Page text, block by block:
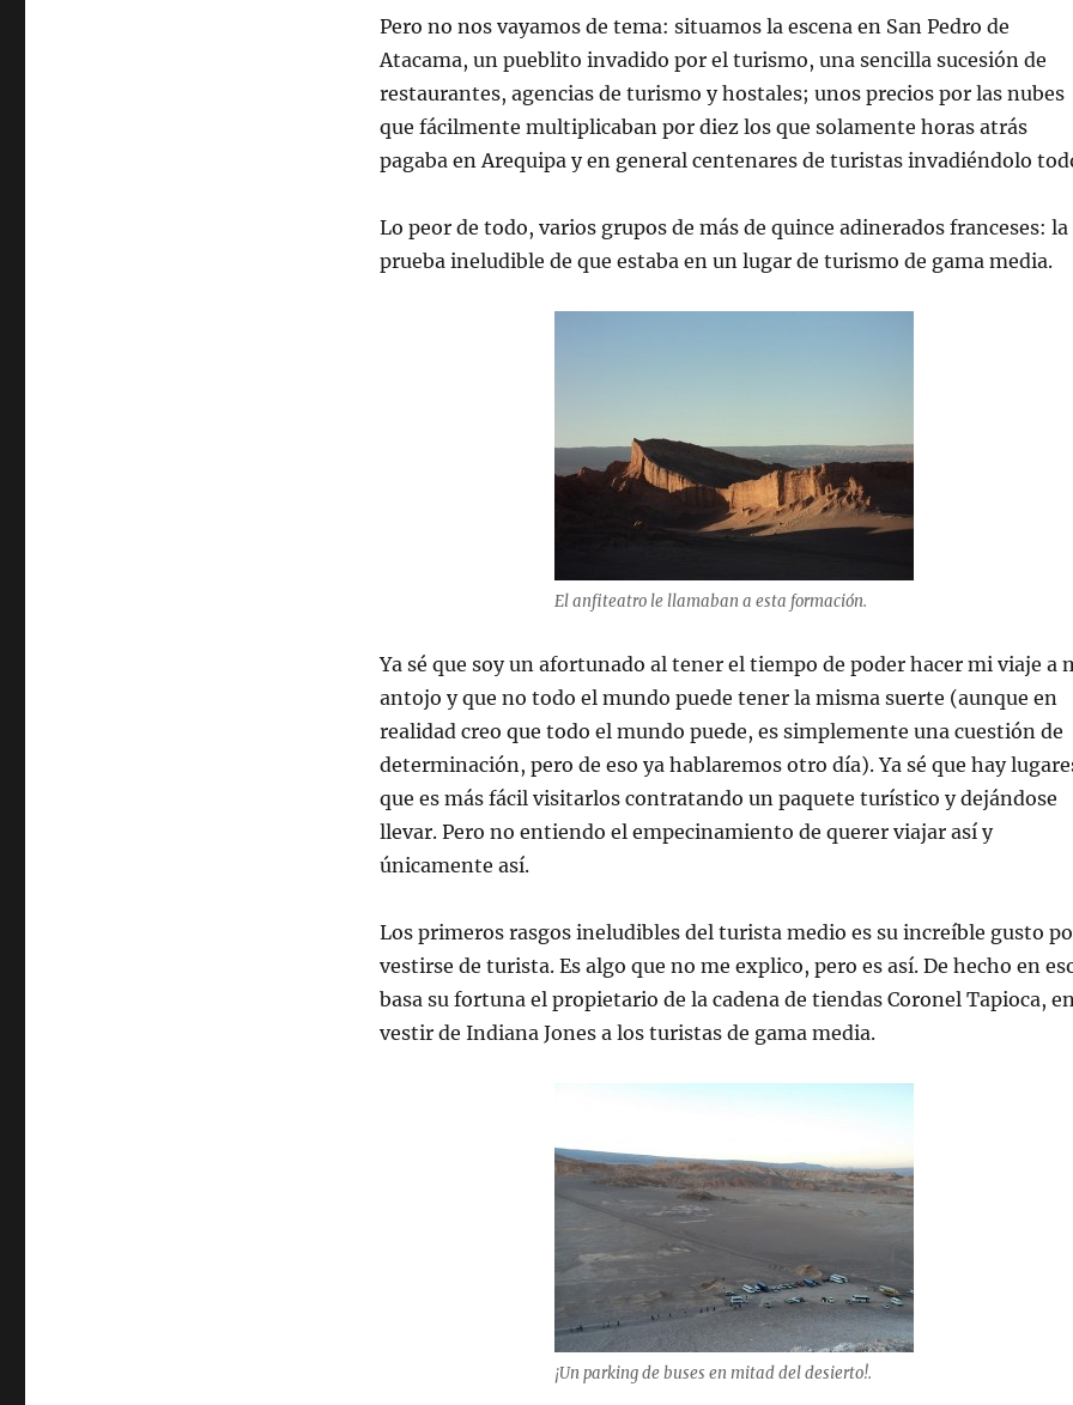
Pero no nos vayamos de tema: situamos la escena en San Pedro de
Atacama, un pueblito invadido por el turismo, una sencilla sucesión de
restaurantes, agencias de turismo y hostales; unos precios por las nubes
que fácilmente multiplicaban por diez los que solamente horas atrás
pagaba en Arequipa y en general centenares de turistas invadiéndolo
Lo peor de todo, varios grupos de más de quince adinerados franceses: la
prueba ineludible de que estaba en un lugar de turismo de gama media.
El anfiteatro le llamaban a esta formación.
Ya sé que soy un afortunado al tener el tiempo de poder hacer mi viaje a
antojo y que no todo el mundo puede tener la misma suerte (aunque en
realidad creo que todo el mundo puede, es simplemente una cuestión de
determinación, pero de eso ya hablaremos otro día). Ya sé que hay
que es más fácil visitarlos contratando un paquete turístico y dejándose
llevar. Pero no entiendo el empecinamiento de querer viajar así y
únicamente así.
Los primeros rasgos ineludibles del turista medio es su increíble gusto
vestirse de turista. Es algo que no me explico, pero es así. De hecho en
basa su fortuna el propietario de la cadena de tiendas Coronel Tapioca,
vestir de Indiana Jones a los turistas de gama media.
¡Un parking de buses en mitad del desierto!.